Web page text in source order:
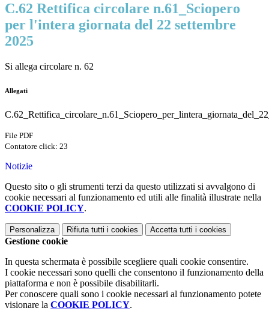
C.62 Rettifica circolare n.61_Sciopero
per l'intera giornata del 22 settembre
2025
Si allega circolare n. 62
Allegati
File PDF
Contatore click: 23
Notizie
Questo sito o gli strumenti terzi da questo utilizzati si avvalgono di
cookie necessari al funzionamento ed utili alle finalità illustrate nella
COOKIE POLICY.
Personalizza Rifiuta tutti i cookies Accetta tutti i cookies
Gestione cookie
In questa schermata è possibile scegliere quali cookie consentire.
I cookie necessari sono quelli che consentono il funzionamento della
piattaforma e non è possibile disabilitarli.
Per conoscere quali sono i cookie necessari al funzionamento potete
visionare la COOKIE POLICY.